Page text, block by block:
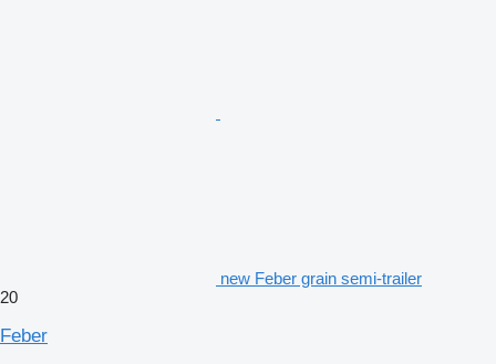
new Feber grain semi-trailer
20
Feber